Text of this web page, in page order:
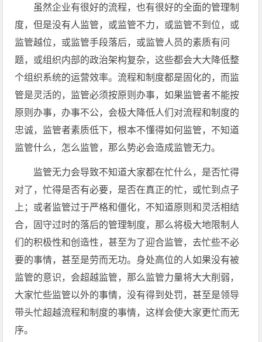
虽然企业有很好的流程，也有很好的全面的管理制
度，但是没有人监管，或监管不力，或监管不到位，或
监管越位，或监管手段落后，或监管人员的素质有问
题，或组织内部的政治架构复杂，这些都会大大降低整
个组织系统的运营效率。流程和制度都是固化的，而监
管是灵活的，监管必须按原则办事，如果监管者不能按
原则办事，办事不公，会极大降低人们对流程和制度的
忠诚，监管者素质低下，根本不懂得如何监管，不知道
监管什么，怎么监管，那么势必会造成监管无力。
监管无力会导致不知道大家都在忙什么，是否忙得
对了，忙得是否有必要，是否在真正的忙，或忙到点子
上；或者监管过于严格和僵化，不知道原则和灵活相结
合，固守过时的落后的管理制度，那么将极大地限制人
们的积极性和创造性，甚至为了迎合监管，去忙些不必
要的事情，甚至是劳而无功。身处高位的人如果没有被
监管的意识，会超越监管，那么监管力量将大大削弱，
大家忙些监管以外的事情，没有得到处罚，甚至是领导
带头忙超越流程和制度的事情，这样会使大家更忙而无
序。